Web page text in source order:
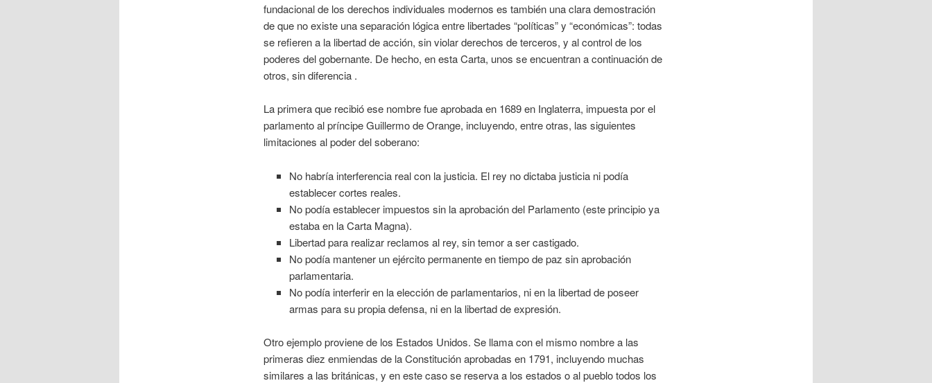
fundacional de los derechos individuales modernos es también una clara demostración
de que no existe una separación lógica entre libertades “políticas” y “económicas”: todas
se refieren a la libertad de acción, sin violar derechos de terceros, y al control de los
poderes del gobernante. De hecho, en esta Carta, unos se encuentran a continuación de
otros, sin diferencia .
La primera que recibió ese nombre fue aprobada en 1689 en Inglaterra, impuesta por el
parlamento al príncipe Guillermo de Orange, incluyendo, entre otras, las siguientes
limitaciones al poder del soberano:
No habría interferencia real con la justicia. El rey no dictaba justicia ni podía
establecer cortes reales.
No podía establecer impuestos sin la aprobación del Parlamento (este principio ya
estaba en la Carta Magna).
Libertad para realizar reclamos al rey, sin temor a ser castigado.
No podía mantener un ejército permanente en tiempo de paz sin aprobación
parlamentaria.
No podía interferir en la elección de parlamentarios, ni en la libertad de poseer
armas para su propia defensa, ni en la libertad de expresión.
Otro ejemplo proviene de los Estados Unidos. Se llama con el mismo nombre a las
primeras diez enmiendas de la Constitución aprobadas en 1791, incluyendo muchas
similares a las británicas, y en este caso se reserva a los estados o al pueblo todos los